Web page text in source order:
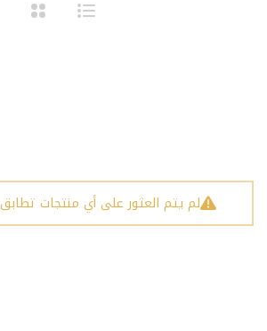
لم يتم العثور على أي منتجات تطابق